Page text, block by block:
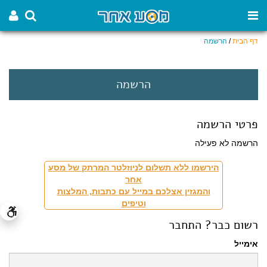
דף הבית/ הרשמה
הרשמה
פרטי הרשמה
הרשמה לא פעילה
הירשמו ללא תשלום לניוזלטר המרתק של מסע
אחר
והמגזין אצלכם במייל עם כתבות, המלצות
וטיפים
רשום כבר? התחבר
אימייל